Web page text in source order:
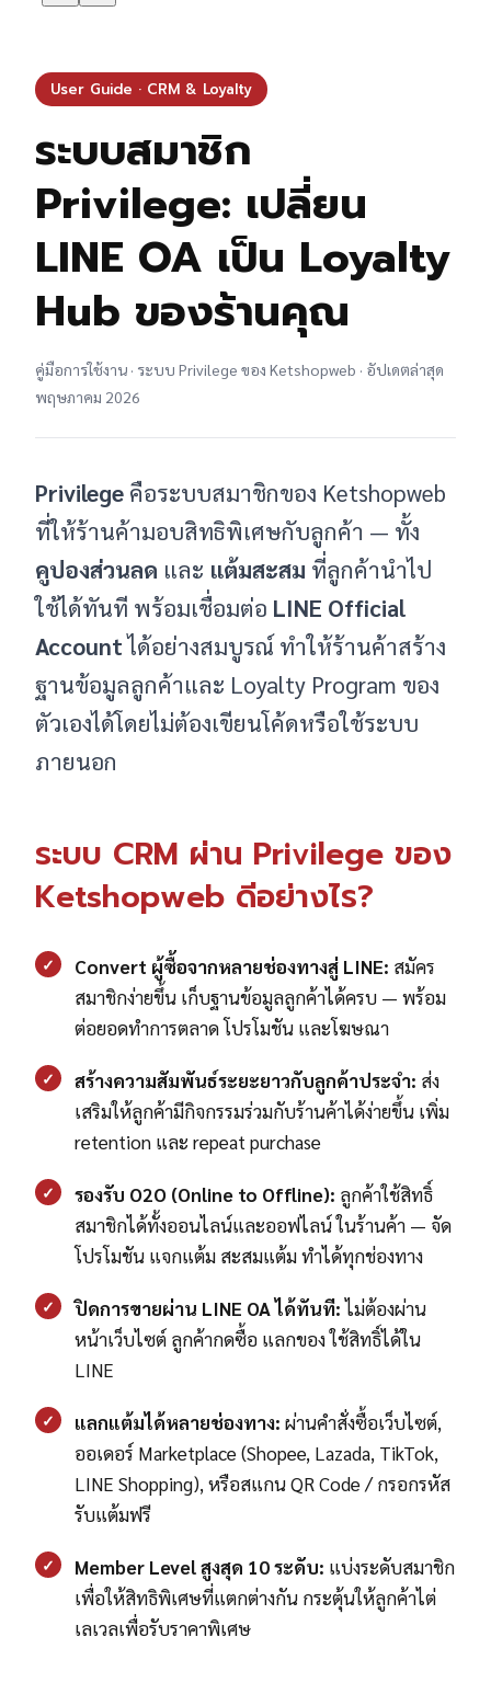
User Guide · CRM & Loyalty
ระบบสมาชิก
Privilege: เปลี่ยน
LINE OA เป็น Loyalty
Hub ของร้านคุณ
คู่มือการใช้งาน · ระบบ Privilege ของ Ketshopweb · อัปเดตล่าสุด
พฤษภาคม 2026
Privilege คือระบบสมาชิกของ Ketshopweb
ที่ให้ร้านค้ามอบสิทธิพิเศษกับลูกค้า — ทั้ง
คูปองส่วนลด และ แต้มสะสม ที่ลูกค้านำไป
ใช้ได้ทันที พร้อมเชื่อมต่อ LINE Official
Accountได้อย่างสมบูรณ์ ทำให้ร้านค้าสร้าง
ฐานข้อมูลลูกค้าและ Loyalty Program ของ
ตัวเองได้โดยไม่ต้องเขียนโค้ดหรือใช้ระบบ
ภายนอก
ระบบ CRM ผ่าน Privilege ของ
Ketshopweb ดีอย่างไร?
✓ Convert ผู้ซื้อจากหลายช่องทางสู่ LINE: สมัคร
สมาชิกง่ายขึ้น เก็บฐานข้อมูลลูกค้าได้ครบ — พร้อม
ต่อยอดทำการตลาด โปรโมชัน และโฆษณา
✓ สร้างความสัมพันธ์ระยะยาวกับลูกค้าประจำ: ส่ง
เสริมให้ลูกค้ามีกิจกรรมร่วมกับร้านค้าได้ง่ายขึ้น เพิ่ม
retention และ repeat purchase
✓ รองรับ O2O (Online to Offline): ลูกค้าใช้สิทธิ์
สมาชิกได้ทั้งออนไลน์และออฟไลน์ ในร้านค้า — จัด
โปรโมชัน แจกแต้ม สะสมแต้ม ทำได้ทุกช่องทาง
✓ ปิดการขายผ่าน LINE OA ได้ทันที:ไม่ต้องผ่าน
หน้าเว็บไซต์ ลูกค้ากดซื้อ แลกของ ใช้สิทธิ์ได้ใน
LINE
✓ แลกแต้มได้หลายช่องทาง: ผ่านคำสั่งซื้อเว็บไซต์,
ออเดอร์ Marketplace (Shopee, Lazada, TikTok,
LINE Shopping), หรือสแกน QR Code / กรอกรหัส
รับแต้มฟรี
✓ Member Level สูงสุด 10 ระดับ: แบ่งระดับสมาชิก
เพื่อให้สิทธิพิเศษที่แตกต่างกัน กระตุ้นให้ลูกค้าไต่
เลเวลเพื่อรับราคาพิเศษ